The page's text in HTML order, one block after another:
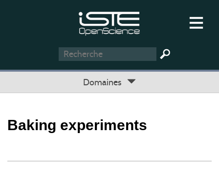
Domaines
Baking experiments